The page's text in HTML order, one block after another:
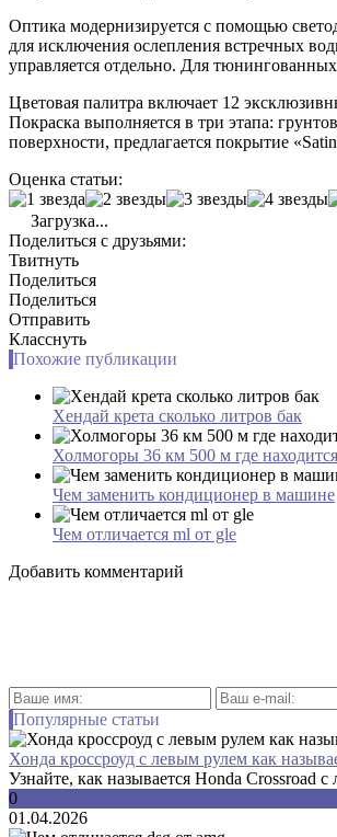
Оптика модернизируется с помощью
для исключения ослепления встречных
управляется отдельно. Для
Цветовая палитра включает 12
Покраска выполняется в три этапа:
поверхности, предлагается покрытие
Оценка статьи:
Загрузка...
Поделиться с друзьями:
Твитнуть
Поделиться
Поделиться
Отправить
Класснуть
Похожие публикации
Хендай крета сколько литров бак
Холмогоры 36 км 500 м где находится
Чем заменить кондиционер в машине
Чем отличается ml от gle
Добавить комментарий
Популярные статьи
Хонда кроссроуд с левым рулем как
Узнайте, как называется Honda Crossroad
0
01.04.2026